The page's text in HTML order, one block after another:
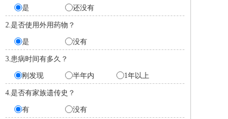
是
还没有
2.是否使用外用药物？
是
没有
3.患病时间有多久？
刚发现
半年内 1年以上
4.是否有家族遗传史？
有
没有